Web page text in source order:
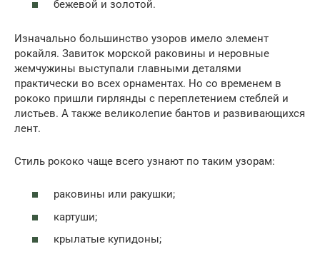
бежевой и золотой.
Изначально большинство узоров имело элемент
рокайля. Завиток морской раковины и неровные
жемчужины выступали главными деталями
практически во всех орнаментах. Но со временем в
рококо пришли гирлянды с переплетением стеблей и
листьев. А также великолепие бантов и развивающихся
лент.
Стиль рококо чаще всего узнают по таким узорам:
раковины или ракушки;
картуши;
крылатые купидоны;